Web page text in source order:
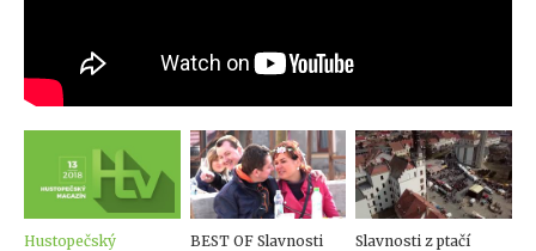
Hustopečský
BEST OF Slavnosti
Slavnosti z ptačí